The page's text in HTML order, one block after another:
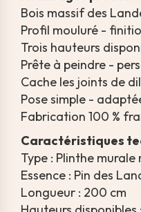
Bois massif des
Profil mouluré -
Trois hauteurs
Prête à peindre -
Cache les joints de
Pose simple -
Fabrication 100 %
Caractéristiques
Type : Plinthe murale
Essence : Pin des
Longueur : 200 cm